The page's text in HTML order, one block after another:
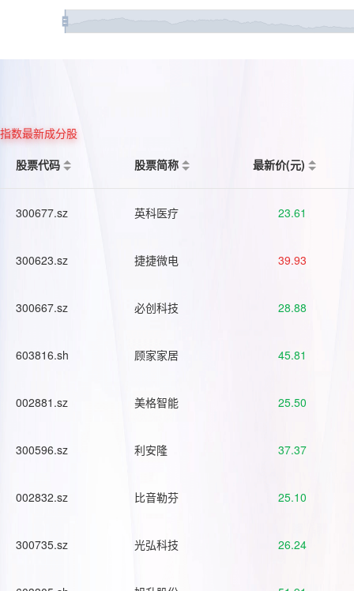
指数最新成分股
股票代码
股票简称 最新价(元)
300677.sz 英科医疗 23.61
300623.sz 捷捷微电 39.93
300667.sz 必创科技 28.88
603816.sh 顾家家居 45.81
002881.sz 美格智能 25.50
300596.sz 利安隆 37.37
002832.sz 比音勒芬 25.10
300735.sz 光弘科技 26.24